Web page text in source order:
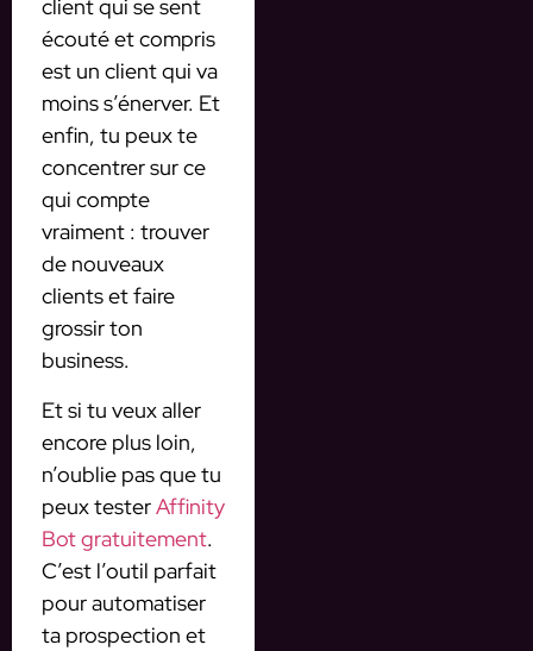
client qui se sent
écouté et compris
est un client qui va
moins s’énerver. Et
enfin, tu peux te
concentrer sur ce
qui compte
vraiment : trouver
de nouveaux
clients et faire
grossir ton
business.
Et si tu veux aller
encore plus loin,
n’oublie pas que tu
peux testerAffinity
Bot gratuitement.
C’est l’outil parfait
pour automatiser
ta prospection et